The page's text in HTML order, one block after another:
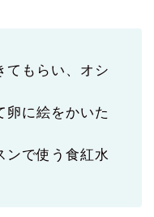
てもらい、オシ
卵に絵をかいた
ンで使う食紅水